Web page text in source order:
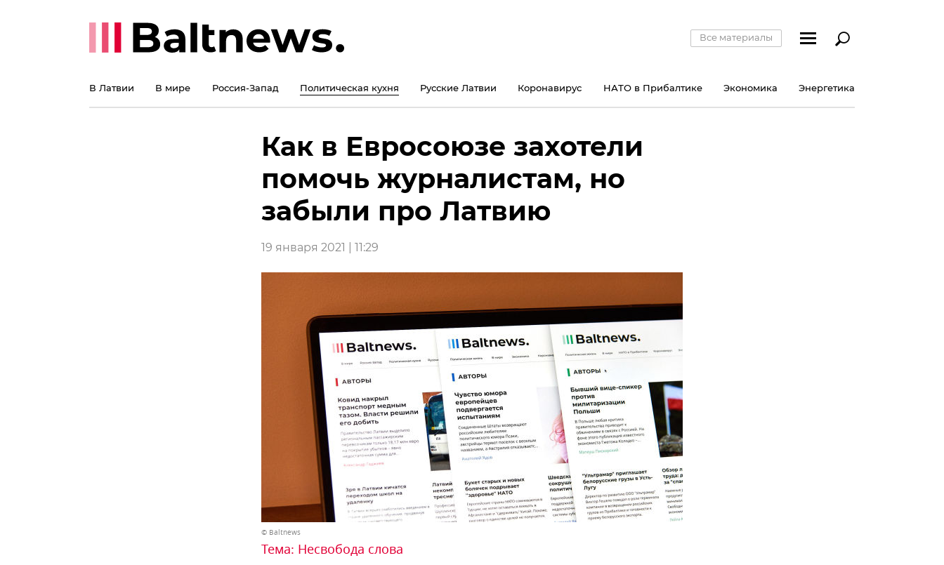
Все материалы
В Латвии В мире Россия-Запад Политическая кухня Русские Латвии Коронавирус НАТО в Прибалтике Экономика Энергетика
Как в Евросоюзе захотели
помочь журналистам, но
забыли про Латвию
19 января 2021 | 11:29
© Baltnews
Тема: Несвобода слова